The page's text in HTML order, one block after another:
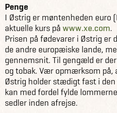
Penge
I Østrig er møntenheden euro
aktuelle kurs på www.xe.com.
Prisen på fødevarer i Østrig er
de andre europæiske lande,
gennemsnit. Til gengæld er
og tobak. Vær opmærksom på,
Østrig holder stædigt fast i
kan med fordel fylde
sedler inden afrejse.